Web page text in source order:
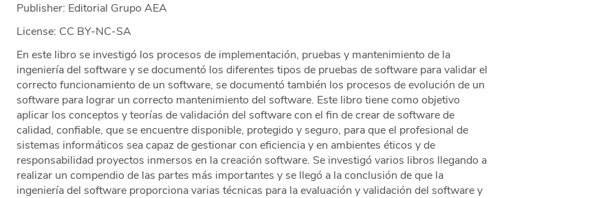
Publisher: Editorial Grupo AEA
License: CC BY-NC-SA
En este libro se investigó los procesos de implementación, pruebas y mantenimiento de la
ingeniería del software y se documentó los diferentes tipos de pruebas de software para validar el
correcto funcionamiento de un software, se documentó también los procesos de evolución de un
software para lograr un correcto mantenimiento del software. Este libro tiene como objetivo
aplicar los conceptos y teorías de validación del software con el fin de crear de software de
calidad, confiable, que se encuentre disponible, protegido y seguro, para que el profesional de
sistemas informáticos sea capaz de gestionar con eficiencia y en ambientes éticos y de
responsabilidad proyectos inmersos en la creación software. Se investigó varios libros llegando a
realizar un compendio de las partes más importantes y se llegó a la conclusión de que la
ingeniería del software proporciona varias técnicas para la evaluación y validación del software y